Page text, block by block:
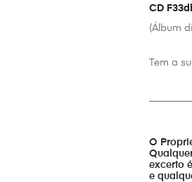
09.
10.
11.
CD
(Álbum
Tem a
O
excerto
e